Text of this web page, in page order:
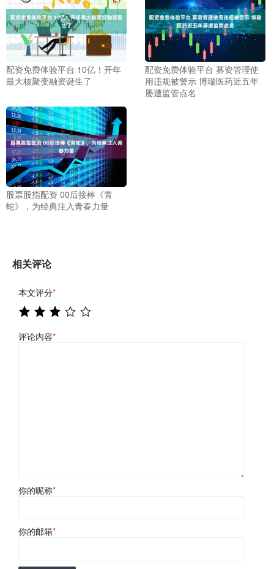
配资免费体验平台 10亿！开年
最大核聚变融资诞生了
配资免费体验平台 募资管理使
用违规被警示 博瑞医药近五年
屡遭监管点名
股票股指配资 00后接棒《青
蛇》，为经典注入青春力量
相关评论
本文评分*
评论内容*
你的昵称*
你的邮箱*